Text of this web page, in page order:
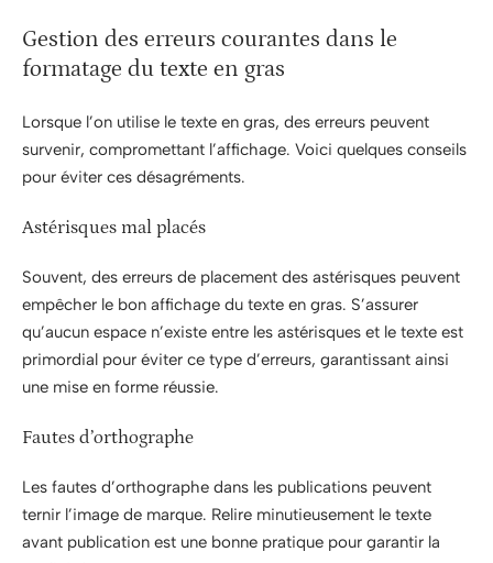
Gestion des erreurs courantes dans le
formatage du texte en gras
Lorsque l’on utilise le texte en gras, des erreurs peuvent
survenir, compromettant l’affichage. Voici quelques conseils
pour éviter ces désagréments.
Astérisques mal placés
Souvent, des erreurs de placement des astérisques peuvent
empêcher le bon affichage du texte en gras. S’assurer
qu’aucun espace n’existe entre les astérisques et le texte est
primordial pour éviter ce type d’erreurs, garantissant ainsi
une mise en forme réussie.
Fautes d’orthographe
Les fautes d’orthographe dans les publications peuvent
ternir l’image de marque. Relire minutieusement le texte
avant publication est une bonne pratique pour garantir la